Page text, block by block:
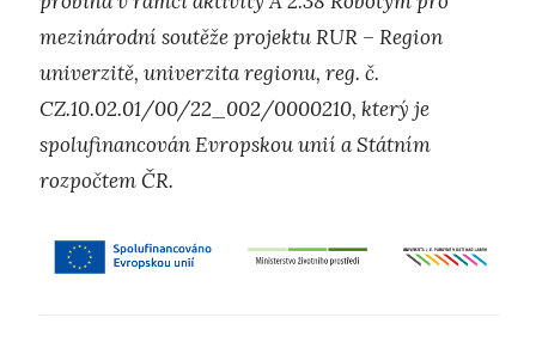
mezinárodní soutěže projektu RUR – Region
univerzitě, univerzita regionu, reg. č.
CZ.10.02.01/00/22_002/0000210, který je
spolufinancován Evropskou unií a Státním
rozpočtem ČR.